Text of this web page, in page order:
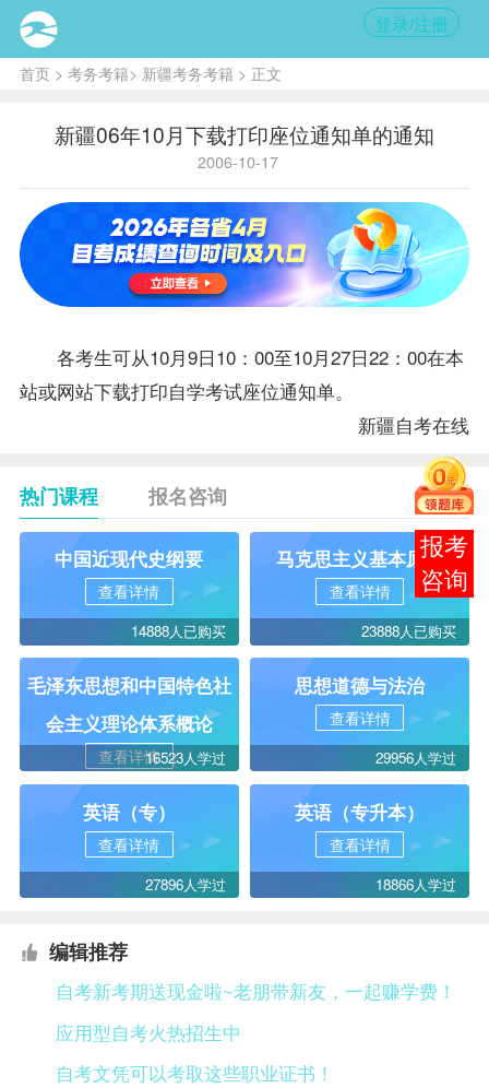
登录/注册
首页> 考务考籍> 新疆考务考籍 > 正文
新疆06年10月下载打印座位通知单的通知
2006-10-17
各考生可从10月9日10：00至10月27日22：00在本
站或网站下载打印自学考试座位通知单。
新疆自考在线
热门课程 报名咨询
中国近现代史纲要
查看详情
14888人已购买
马克思主义基本原理
查看详情
23888人已购买
毛泽东思想和中国特色社
会主义理论体系概论
查看详情16523人学过
思想道德与法治
查看详情
29956人学过
英语（专）
查看详情
27896人学过
英语（专升本）
查看详情
18866人学过
编辑推荐
自考新考期送现金啦~老朋带新友，一起赚学费！
应用型自考火热招生中
自考文凭可以考取这些职业证书！
在线
客服